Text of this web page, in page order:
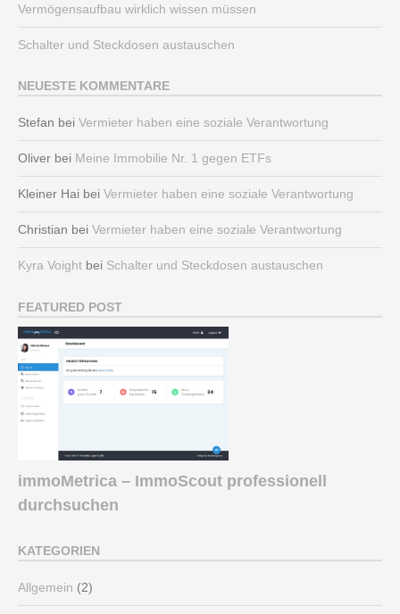
Vermögensaufbau wirklich wissen müssen
Schalter und Steckdosen austauschen
NEUESTE KOMMENTARE
Stefan bei Vermieter haben eine soziale Verantwortung
Oliver bei Meine Immobilie Nr. 1 gegen ETFs
Kleiner Hai bei Vermieter haben eine soziale Verantwortung
Christian bei Vermieter haben eine soziale Verantwortung
Kyra Voight bei Schalter und Steckdosen austauschen
FEATURED POST
immoMetrica – ImmoScout professionell
durchsuchen
KATEGORIEN
Allgemein (2)